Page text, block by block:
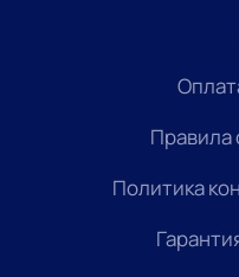
Правила
Политика